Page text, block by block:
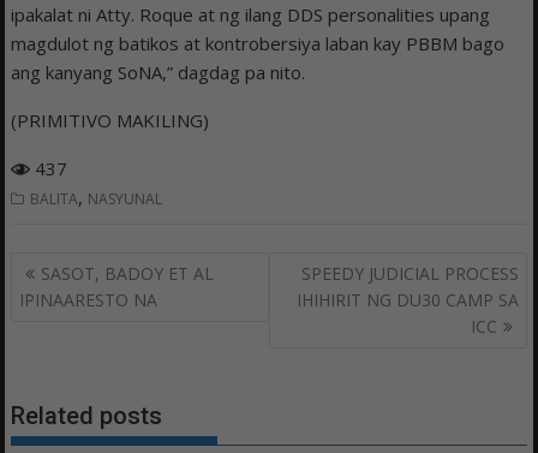
ipakalat ni Atty. Roque at ng ilang DDS personalities upang
magdulot ng batikos at kontrobersiya laban kay PBBM bago
ang kanyang SoNA,” dagdag pa nito.
(PRIMITIVO MAKILING)
437
BALITA, NASYUNAL
Post
navigation
SASOT, BADOY ET AL
IPINAARESTO NA
SPEEDY JUDICIAL PROCESS
IHIHIRIT NG DU30 CAMP SA
ICC
Related posts